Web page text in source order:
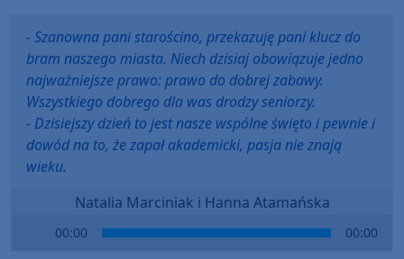
- Szanowna pani starościno, przekazuję pani klucz do
bram naszego miasta. Niech dzisiaj obowiązuje jedno
najważniejsze prawo: prawo do dobrej zabawy.
Wszystkiego dobrego dla was drodzy seniorzy.
- Dzisiejszy dzień to jest nasze wspólne święto i pewnie i
dowód na to, że zapał akademicki, pasja nie znają
wieku.
Natalia Marciniak i Hanna Atamańska
00:00 00:00